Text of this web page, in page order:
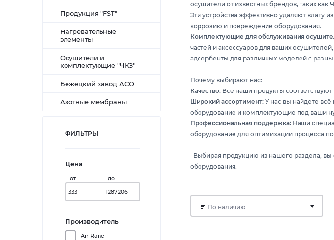
Продукция "FST"
Нагревательные
элементы
Осушители и
комплектующие "ЧКЗ"
Бежецкий завод АСО
Азотные мембраны
осушители от известных брендов, таких как
Эти устройства эффективно удаляют влагу
коррозию и повреждение оборудования.
Комплектующие для обслуживания
частей и аксессуаров для ваших
адсорбенты для различных моделей с
Почему выбирают нас:
Качество: Все наши продукты
Широкий ассортимент: У нас вы найдете всё
оборудование и комплектующие под ваши
Профессиональная поддержка: Наши
оборудование для оптимизации процесса
Выбирая продукцию из нашего раздела, вы
оборудования.
По наличию
ФИЛЬТРЫ
Цена
от до
Производитель
Air Rane